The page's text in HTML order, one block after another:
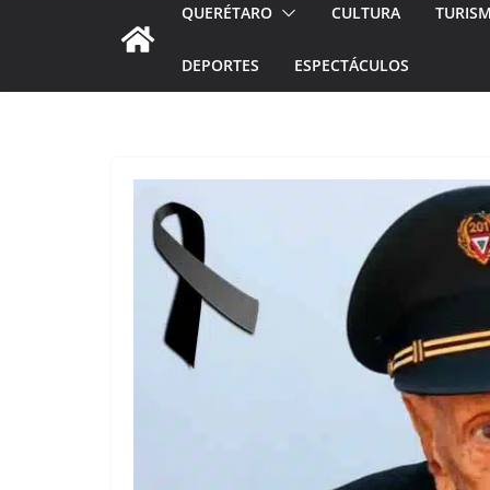
QUERÉTARO CULTURA
DEPORTES ESPECTÁCULOS